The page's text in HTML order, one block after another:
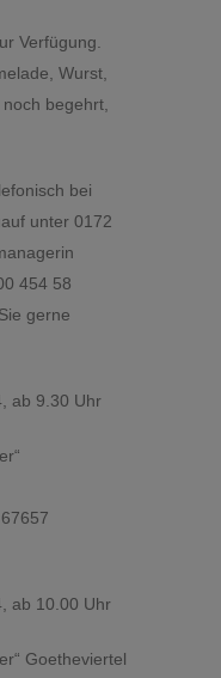
Verfügung.
Wurst,
begehrt,
bei
unter 0172
454 58
gerne
ab 9.30 Uhr
ab 10.00 Uhr
Goetheviertel